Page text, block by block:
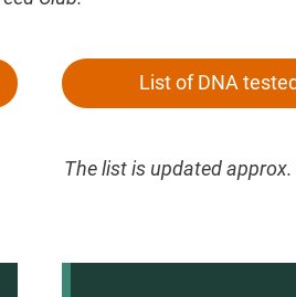
List of DNA
The list is updated